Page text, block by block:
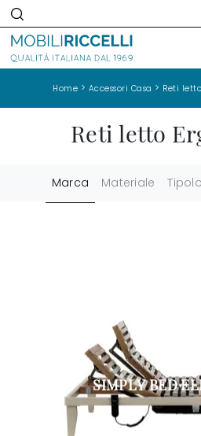
Home > Accessori Casa > Reti letto
Reti letto
Marca Materiale
SIMPLY BED